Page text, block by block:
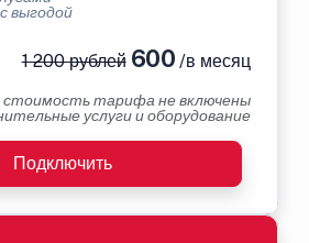
выгодой
1 200 рублей600 /в месяц
стоимость тарифа не включены
услуги и оборудование
Подключить